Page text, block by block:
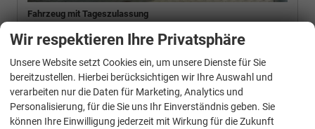
Fahrzeug mit Tageszulassung
FAHRZEUG-NR.
Agate Black Metallic
MOTOR
134 kW (182 PS), Automatik, Allrad, Hybrid Benzin
Wir respektieren Ihre Privatsphäre
Unsere Website setzt Cookies ein, um unsere Dienste für Sie
bereitzustellen. Hierbei berücksichtigen wir Ihre Auswahl und
verarbeiten nur die Daten für Marketing, Analytics und
Personalisierung, für die Sie uns Ihr Einverständnis geben. Sie
können Ihre Einwilligung jederzeit mit Wirkung für die Zukunft